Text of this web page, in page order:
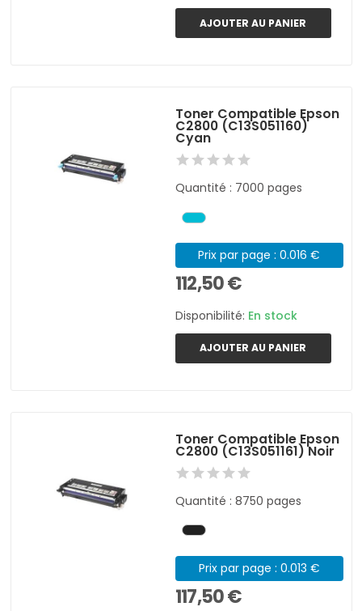
AJOUTER AU PANIER
Toner Compatible Epson
C2800 (C13S051160)
Cyan
Quantité : 7000 pages
Prix par page : 0.016 €
112,50 €
Disponibilité: En stock
AJOUTER AU PANIER
Toner Compatible Epson
C2800 (C13S051161) Noir
Quantité : 8750 pages
Prix par page : 0.013 €
117,50 €